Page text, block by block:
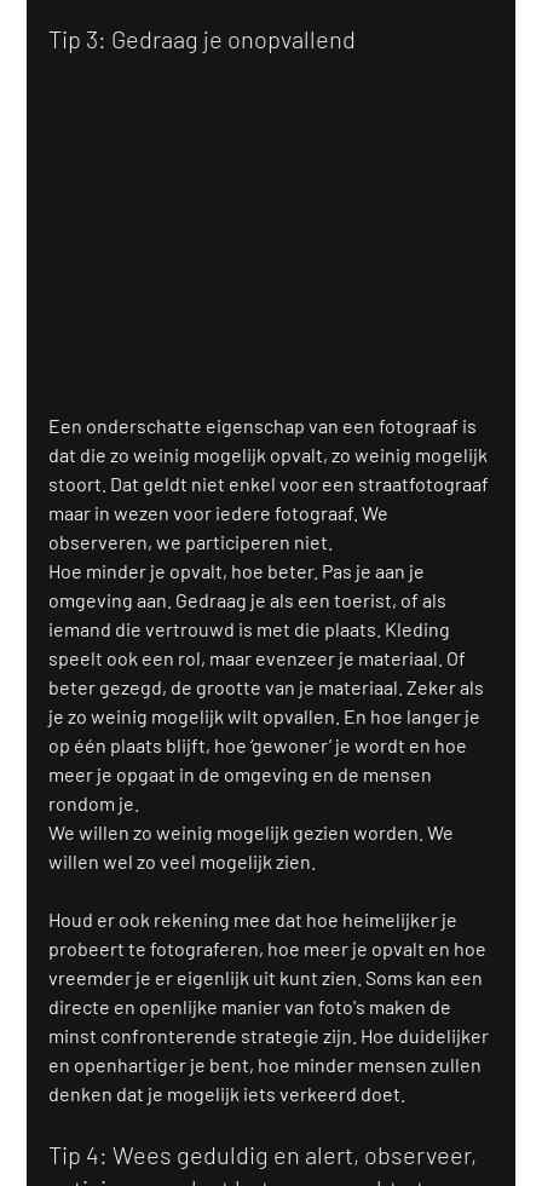
Tip 3: Gedraag je onopvallend
Een onderschatte eigenschap van een fotograaf is
dat die zo weinig mogelijk opvalt, zo weinig mogelijk
stoort. Dat geldt niet enkel voor een straatfotograaf
maar in wezen voor iedere fotograaf. We
observeren, we participeren niet.
Hoe minder je opvalt, hoe beter. Pas je aan je
omgeving aan. Gedraag je als een toerist, of als
iemand die vertrouwd is met die plaats. Kleding
speelt ook een rol, maar evenzeer je materiaal. Of
beter gezegd, de grootte van je materiaal. Zeker als
je zo weinig mogelijk wilt opvallen. En hoe langer je
op één plaats blijft, hoe ‘gewoner’ je wordt en hoe
meer je opgaat in de omgeving en de mensen
rondom je.
We willen zo weinig mogelijk gezien worden. We
willen wel zo veel mogelijk zien.
Houd er ook rekening mee dat hoe heimelijker je
probeert te fotograferen, hoe meer je opvalt en hoe
vreemder je er eigenlijk uit kunt zien. Soms kan een
directe en openlijke manier van foto's maken de
minst confronterende strategie zijn. Hoe duidelijker
en openhartiger je bent, hoe minder mensen zullen
denken dat je mogelijk iets verkeerd doet.
Tip 4: Wees geduldig en alert, observeer,